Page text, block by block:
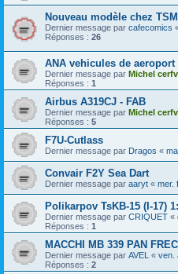
Nouveau modèle chez
Dernier message par cafecomics
Réponses : 26
ANA vehicules de aeroport
Dernier message par Michel
Réponses : 1
Airbus A319CJ - FAB
Dernier message par Michel
Réponses : 5
F7U-Cutlass
Dernier message par Dragos «
Convair F2Y Sea Dart
Dernier message par aaryt « mer.
Polikarpov TsKB-15 (I-17)
Dernier message par CRIQUET «
Réponses : 1
MACCHI MB 339 PAN
Dernier message par AVEL « ven.
Réponses : 2